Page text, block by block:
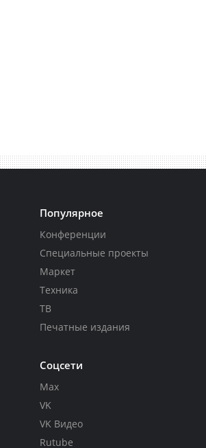
Популярное
Конференции
Специальные проекты
Маркет
Техника
ТВ
Печатные издания
Соцсети
Max
VK
VK Видео
Rutube